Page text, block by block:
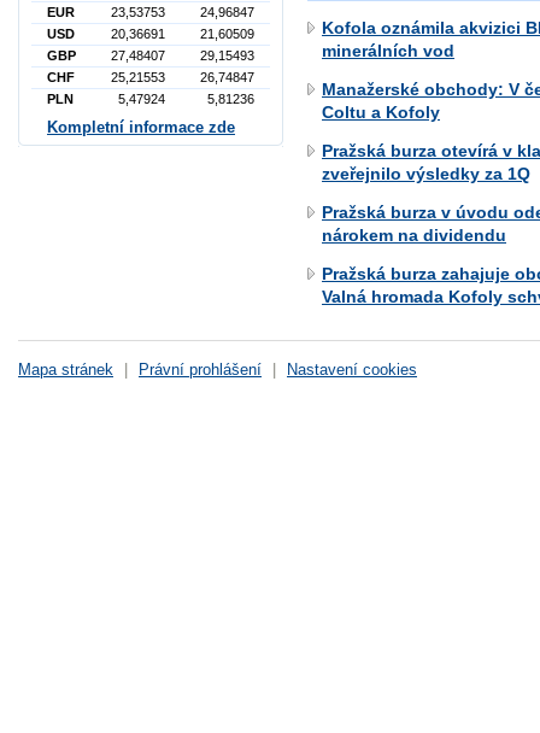
Kofola oznámila akvizici
minerálních vod
Manažerské obchody: V
Coltu a Kofoly
Pražská burza otevírá v
zveřejnilo výsledky za 1Q
Pražská burza v úvodu
nárokem na dividendu
Pražská burza zahajuje
Valná hromada Kofoly
EUR
23,53753
24,96847
USD
20,36691
21,60509
GBP
27,48407
29,15493
CHF
25,21553
26,74847
PLN
5,47924 5,81236
Kompletní informace zde
Mapa stránek | Právní prohlášení | Nastavení cookies